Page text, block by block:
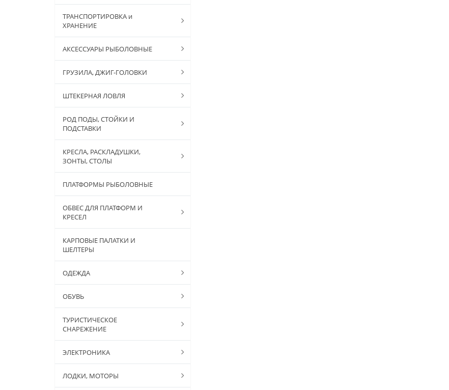
ТРАНСПОРТИРОВКА и
ХРАНЕНИЕ
АКСЕССУАРЫ РЫБОЛОВНЫЕ
ГРУЗИЛА, ДЖИГ-ГОЛОВКИ
ШТЕКЕРНАЯ ЛОВЛЯ
РОД ПОДЫ, СТОЙКИ И
ПОДСТАВКИ
КРЕСЛА, РАСКЛАДУШКИ,
ЗОНТЫ, СТОЛЫ
ПЛАТФОРМЫ РЫБОЛОВНЫЕ
ОБВЕС ДЛЯ ПЛАТФОРМ И
КРЕСЕЛ
КАРПОВЫЕ ПАЛАТКИ И
ШЕЛТЕРЫ
ОДЕЖДА
ОБУВЬ
ТУРИСТИЧЕСКОЕ
СНАРЕЖЕНИЕ
ЭЛЕКТРОНИКА
ЛОДКИ, МОТОРЫ